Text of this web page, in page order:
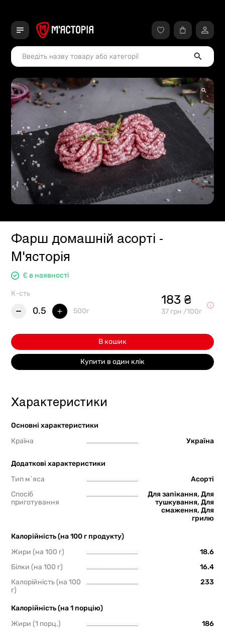
Фарш домашній асорті -
М'ясторія
Є в наявності
К-сть
0.5 500г
183 ₴
37 грн /100г
В кошик
Купити в один клік
Характеристики
Основні характеристики
Країна
Україна
Додаткові характеристики
Тип м`яса
Асорті
Спосіб
приготування
Для запікання, Для
тушкування, Для
смаження, Для
грилю
Калорійність (на 100 г продукту)
Жири (на 100 г)
18.6
Білки (на 100 г)
16.4
Калорійність (на 100
г)
233
Калорійність (на 1 порцію)
Жири (1 порц.)
186